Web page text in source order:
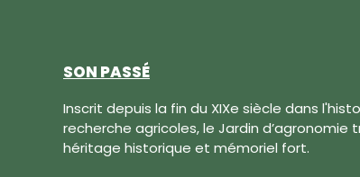
SON PASSÉ
Inscrit depuis la fin du XIXe siècle dans
recherche agricoles, le Jardin
héritage historique et mémoriel fort.